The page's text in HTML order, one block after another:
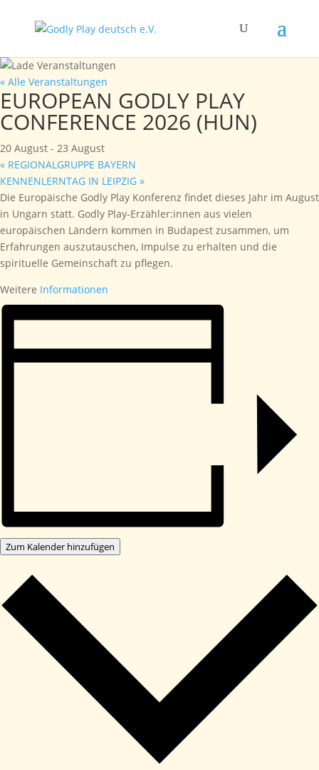
« Alle Veranstaltungen
EUROPEAN GODLY PLAY
CONFERENCE 2026 (HUN)
20 August - 23 August
« REGIONALGRUPPE BAYERN
KENNENLERNTAG IN LEIPZIG »
Die Europäische Godly Play Konferenz findet dieses Jahr im August
in Ungarn statt. Godly Play-Erzähler:innen aus vielen
europäischen Ländern kommen in Budapest zusammen, um
Erfahrungen auszutauschen, Impulse zu erhalten und die
spirituelle Gemeinschaft zu pflegen.
Weitere Informationen
Zum Kalender hinzufügen